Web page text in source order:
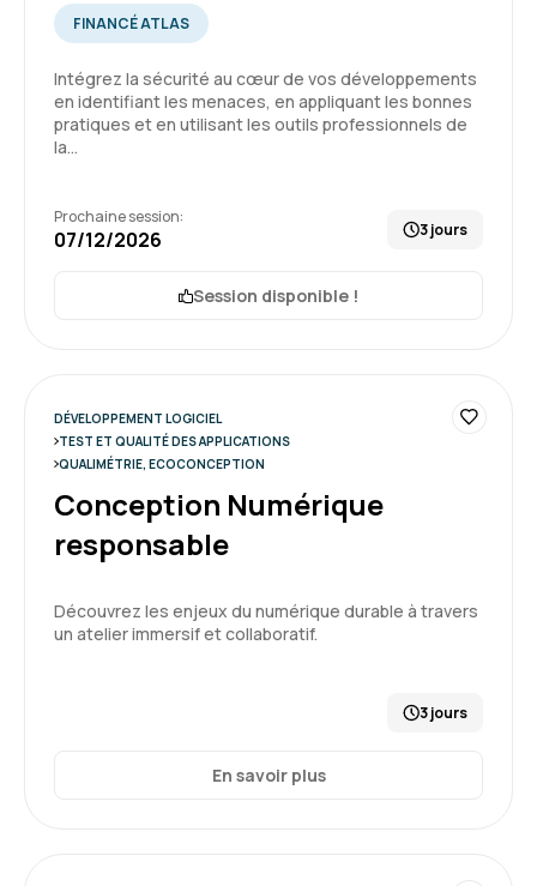
FINANCÉ ATLAS
Intégrez la sécurité au cœur de vos développements
en identifiant les menaces, en appliquant les bonnes
pratiques et en utilisant les outils professionnels de
la…
Prochaine session:
07/12/2026 3 jours
Session disponible !
DÉVELOPPEMENT LOGICIEL
TEST ET QUALITÉ DES APPLICATIONS
QUALIMÉTRIE, ECOCONCEPTION
Conception Numérique
responsable
Découvrez les enjeux du numérique durable à travers
un atelier immersif et collaboratif.
3 jours
En savoir plus